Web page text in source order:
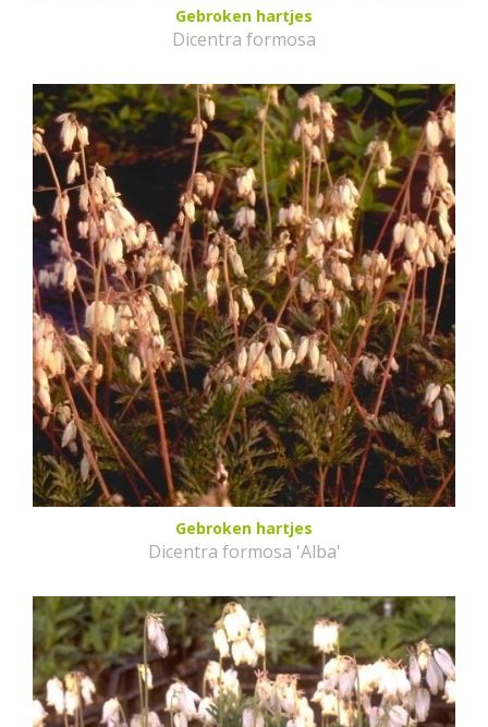
Gebroken hartjes
Dicentra formosa
Gebroken hartjes
Dicentra formosa 'Alba'